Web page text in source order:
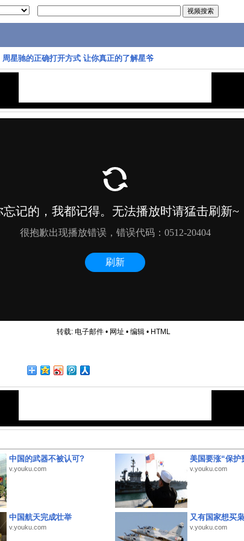
周星驰的正确打开方式 让你真正的了解星爷
转载: 电子邮件• 网址 • 编辑• HTML
中国的武器不被认可?
v.youku.com
美国要涨“保护
v.youku.com
中国航天完成壮举
v.youku.com
又有国家想买
v.youku.com